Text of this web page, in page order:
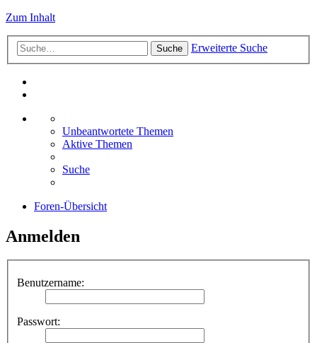
Zum Inhalt
Suche Erweiterte Suche
Unbeantwortete Themen
Aktive Themen
Suche
Foren-Übersicht
Anmelden
Benutzername:
Passwort: